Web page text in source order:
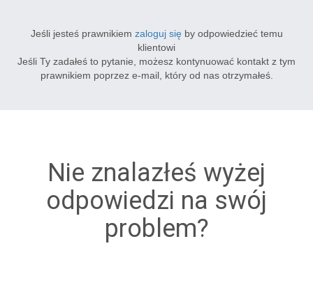
Jeśli jesteś prawnikiem zaloguj się by odpowiedzieć temu
klientowi
Jeśli Ty zadałeś to pytanie, możesz kontynuować kontakt z tym
prawnikiem poprzez e-mail, który od nas otrzymałeś.
Nie znalazłeś wyżej
odpowiedzi na swój
problem?